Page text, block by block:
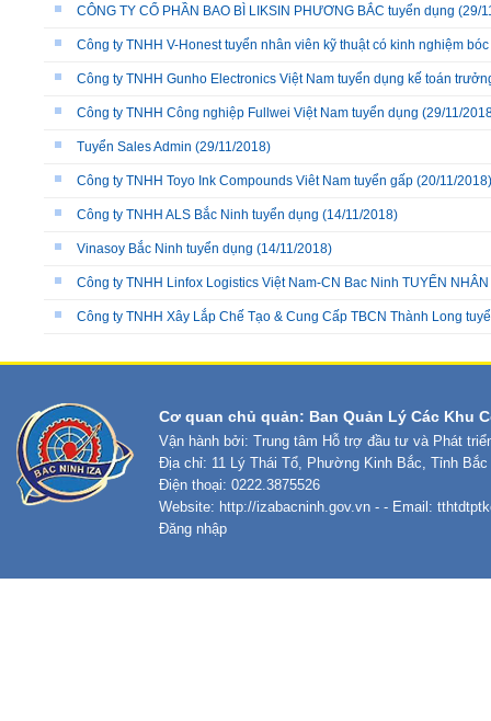
CÔNG TY CỔ PHẦN BAO BÌ LIKSIN PHƯƠNG BẮC tuyển dụng (29/
Công ty TNHH V-Honest tuyển nhân viên kỹ thuật có kinh nghiệm
Công ty TNHH Gunho Electronics Việt Nam tuyển dụng kế toán
Công ty TNHH Công nghiệp Fullwei Việt Nam tuyển dụng (29/11/
Tuyển Sales Admin (29/11/2018)
Công ty TNHH Toyo Ink Compounds Viêt Nam tuyển gấp (20/11/2018)
Công ty TNHH ALS Bắc Ninh tuyển dụng (14/11/2018)
Vinasoy Bắc Ninh tuyển dụng (14/11/2018)
Công ty TNHH Linfox Logistics Việt Nam-CN Bac Ninh TUYỂN NHÂN
Công ty TNHH Xây Lắp Chế Tạo & Cung Cấp TBCN Thành Long
Cơ quan chủ quản: Ban Quản Lý Các Khu
Vận hành bởi: Trung tâm Hỗ trợ đầu tư và Phát
Địa chỉ: 11 Lý Thái Tổ, Phường Kinh Bắc, Tỉnh Bắc
Điện thoại: 0222.3875526
Website: http://izabacninh.gov.vn - - Email:
Đăng nhập